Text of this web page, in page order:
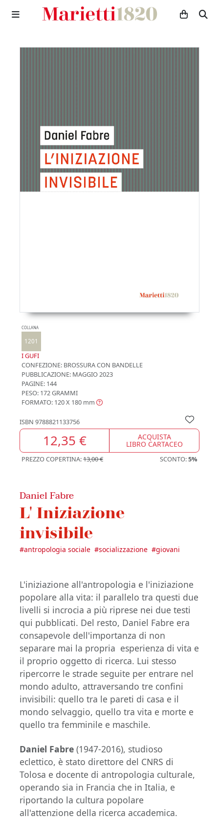
COLLANA
1201
I GUFI
CONFEZIONE: BROSSURA CON BANDELLE
PUBBLICAZIONE: MAGGIO 2023
PAGINE: 144
PESO: 172 GRAMMI
FORMATO: 120 X 180 mm
ISBN 9788821133756
12,35 € ACQUISTA
LIBRO CARTACEO
PREZZO COPERTINA:13,00 € SCONTO:5%
Daniel Fabre
L' Iniziazione
invisibile
#antropologia sociale #socializzazione #giovani
L'iniziazione all'antropologia e l'iniziazione
popolare alla vita: il parallelo tra questi due
livelli si incrocia a più riprese nei due testi
qui pubblicati. Del resto, Daniel Fabre era
consapevole dell'importanza di non
separare mai la propria esperienza di vita e
il proprio oggetto di ricerca. Lui stesso
ripercorre le strade seguite per entrare nel
mondo adulto, attraversando tre confini
invisibili: quello tra le pareti di casa e il
mondo selvaggio, quello tra vita e morte e
quello tra femminile e maschile.
Daniel Fabre (1947-2016), studioso
eclettico, è stato direttore del CNRS di
Tolosa e docente di antropologia culturale,
operando sia in Francia che in Italia, e
riportando la cultura popolare
all'attenzione della ricerca accademica.